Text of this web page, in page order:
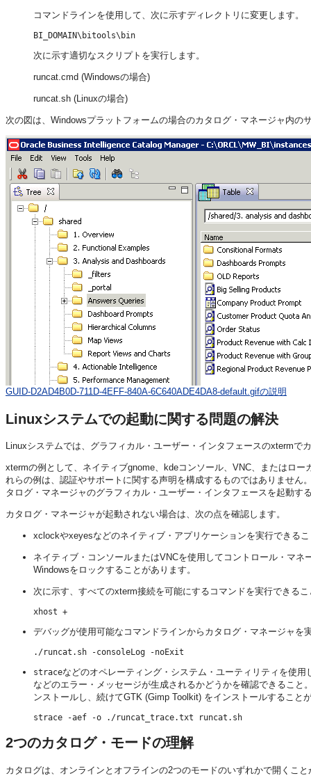
コマンドラインを使用して、次に示すディレクトリに変更します。
BI_DOMAIN\bitools\bin
次に示す適切なスクリプトを実行します。
runcat.cmd (Windowsの場合)
runcat.sh (Linuxの場合)
次の図は、Windowsプラットフォームの場合のカタログ・マネージャ内の
GUID-D2AD4B0D-711D-4EFF-840A-6C640ADE4DA8-default.gifの説明
Linuxシステムでの起動に関する問題の解決
Linuxシステムでは、グラフィカル・ユーザー・インタフェースのxtermで
xtermの例として、ネイティブgnome、kdeコンソール、VNC、またはロ
れらの例は、認証やサポートに関する声明を構成するものではありませ
タログ・マネージャのグラフィカル・ユーザー・インタフェースを起動す
カタログ・マネージャが起動されない場合は、次の点を確認します。
xclockやxeyesなどのネイティブ・アプリケーションを実行できる
ネイティブ・コンソールまたはVNCを使用してコントロール・マ
Windowsをロックすることがあります。
次に示す、すべてのxterm接続を可能にするコマンドを実行できるこ
xhost +
デバッグが使用可能なコマンドラインからカタログ・マネージャ
./runcat.sh -consoleLog -noExit
straceなどのオペレーティング・システム・ユーティリティを使用
などのエラー・メッセージが生成されるかどうかを確認できるこ
ンストールし、続けてGTK (Gimp Toolkit) をインストールすること
strace -aef -o ./runcat_trace.txt runcat.sh
2つのカタログ・モードの理解
カタログは、オンラインとオフラインの2つのモードのいずれかで開くこ